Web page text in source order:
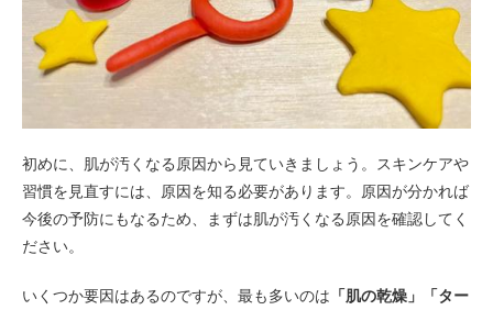
初めに、肌が汚くなる原因から見ていきましょう。スキンケアや
習慣を見直すには、原因を知る必要があります。原因が分かれば
今後の予防にもなるため、まずは肌が汚くなる原因を確認してく
ださい。
いくつか要因はあるのですが、最も多いのは 「肌の乾燥」「ター